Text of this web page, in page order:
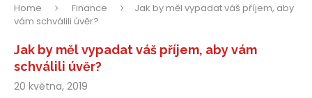
Home Finance
Jak by měl vypadat váš příjem, aby
vám schválili úvěr?
Jak by měl vypadat váš příjem, aby vám
schválili úvěr?
20 května, 2019